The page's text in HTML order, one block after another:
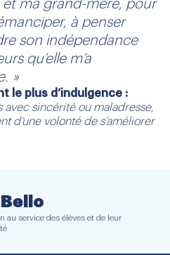
et ma grand-mère, pour
à penser
son indépendance
qu’elle m’a
»
le plus d’indulgence :
avec sincérité ou maladresse,
d’une volonté de s’améliorer
Bello
au service des élèves et de leur